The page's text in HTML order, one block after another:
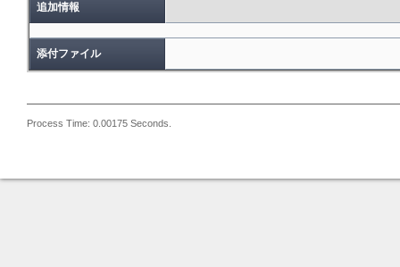
追加情報
添付ファイル
Process Time: 0.00175 Seconds.